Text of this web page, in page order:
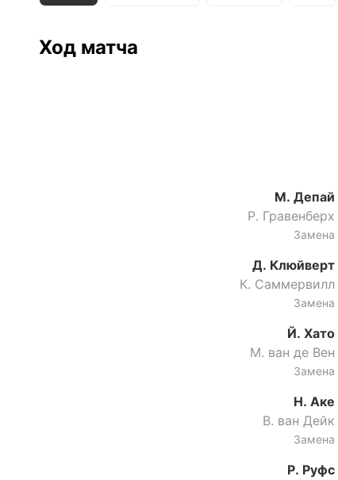
Ход матча
М. Депай
Р. Гравенберх
Замена
Д. Клюйверт
К. Саммервилл
Замена
Й. Хато
М. ван де Вен
Замена
Н. Аке
В. ван Дейк
Замена
Р. Руфс